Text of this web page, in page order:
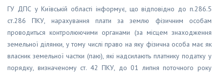
ГУ ДПС у Київській області інформує, що відповідно до п.286.5
ст.286 ПКУ, нарахування плати за землю фізичним особам
проводиться контролюючими органами (за місцем знаходження
земельної ділянки, у тому числі право на яку фізична особа має як
власник земельної частки (паю), які надсилають платнику податку у
порядку, визначеному ст. 42 ПКУ, до 01 липня поточного року